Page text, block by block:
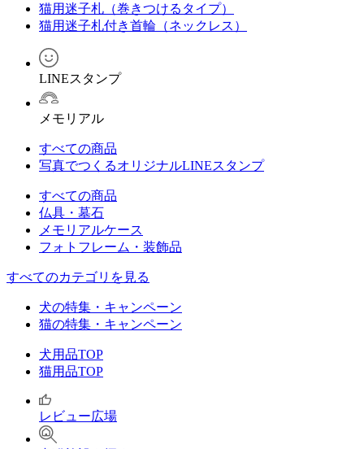
猫用迷子札（巻きつけるタイプ）
猫用迷子札付き首輪（ネックレス）
LINEスタンプ
メモリアル
すべての商品
写真でつくるオリジナルLINEスタンプ
すべての商品
仏具・墓石
メモリアルケース
フォトフレーム・装飾品
すべてのカテゴリを見る
犬の特集・キャンペーン
猫の特集・キャンペーン
犬用品TOP
猫用品TOP
レビュー広場